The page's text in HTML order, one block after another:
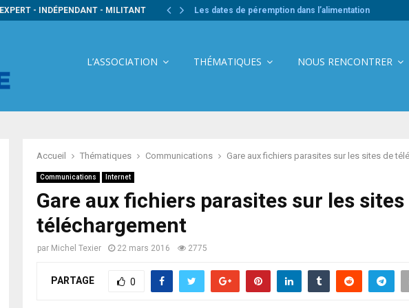
EXPERT - INDÉPENDANT - MILITANT Les dates de péremption dans l’alimentation
L’ASSOCIATION THÉMATIQUES NOUS RENCONTRER
Accueil Thématiques Communications Gare aux fichiers parasites sur les sites de
Communications Internet
Gare aux fichiers parasites sur les sites
téléchargement
par Michel Texier 22 mars 2016 2775
PARTAGE 0